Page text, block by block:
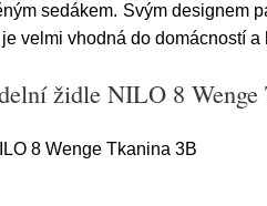
sedákem. Svým designem
velmi vhodná do domácností
židle NILO 8
8 Wenge Tkanina 3B